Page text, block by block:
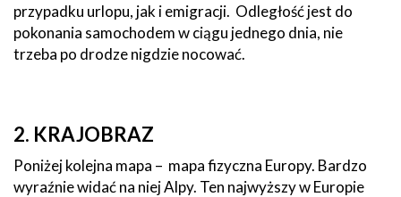
przypadku urlopu, jak i emigracji. Odległość jest do
pokonania samochodem w ciągu jednego dnia, nie
trzeba po drodze nigdzie nocować.
2. KRAJOBRAZ
Poniżej kolejna mapa – mapa fizyczna Europy. Bardzo
wyraźnie widać na niej Alpy. Ten najwyższy w Europie